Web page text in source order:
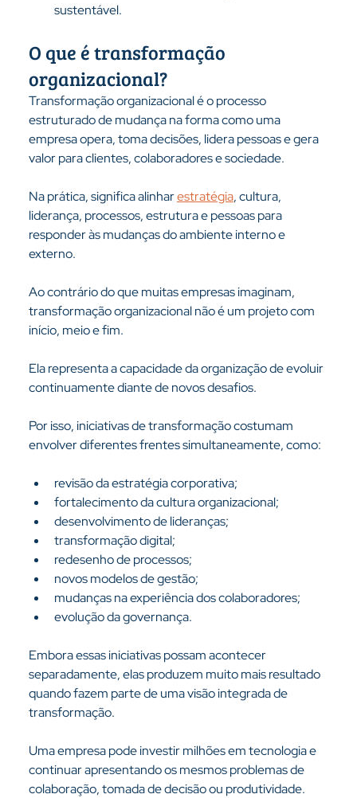
sustentável.
O que é transformação
organizacional?
Transformação organizacional é o processo
estruturado de mudança na forma como uma
empresa opera, toma decisões, lidera pessoas e gera
valor para clientes, colaboradores e sociedade.
Na prática, significa alinhar estratégia, cultura,
liderança, processos, estrutura e pessoas para
responder às mudanças do ambiente interno e
externo.
Ao contrário do que muitas empresas imaginam,
transformação organizacional não é um projeto com
início, meio e fim.
Ela representa a capacidade da organização de evoluir
continuamente diante de novos desafios.
Por isso, iniciativas de transformação costumam
envolver diferentes frentes simultaneamente, como:
revisão da estratégia corporativa;
fortalecimento da cultura organizacional;
desenvolvimento de lideranças;
transformação digital;
redesenho de processos;
novos modelos de gestão;
mudanças na experiência dos colaboradores;
evolução da governança.
Embora essas iniciativas possam acontecer
separadamente, elas produzem muito mais resultado
quando fazem parte de uma visão integrada de
transformação.
Uma empresa pode investir milhões em tecnologia e
continuar apresentando os mesmos problemas de
colaboração, tomada de decisão ou produtividade.